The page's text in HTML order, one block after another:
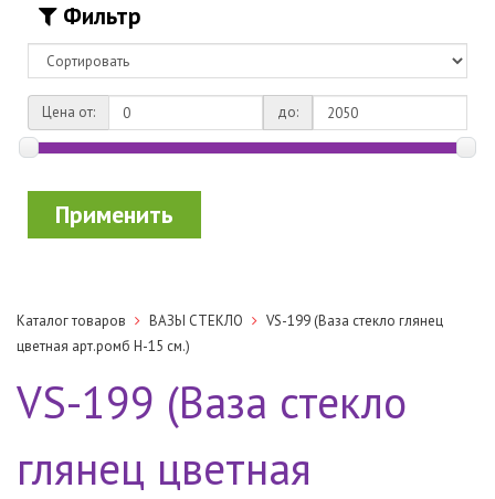
Фильтр
Цена от: до:
Применить
Каталог товаров ВАЗЫ СТЕКЛО
VS-199 (Ваза стекло глянец
цветная арт.ромб H-15 см.)
VS-199 (Ваза стекло
глянец цветная